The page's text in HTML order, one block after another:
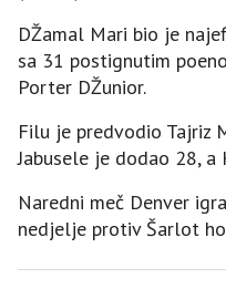
DŽamal Mari bio je
sa 31 postignutim
Porter DŽunior.
Filu je predvodio Tajriz
Јabusele je dodao 28, a
Naredni meč Denver
nedjelje protiv Šarlot